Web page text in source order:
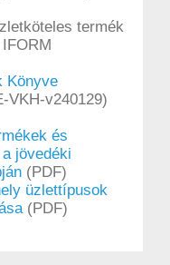
termék
Könyve
VKH-v240129)
és
jövedéki
(PDF)
üzlettípusok
(PDF)